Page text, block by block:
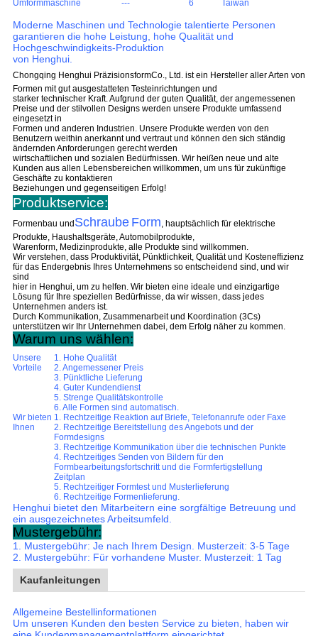
Umformmaschine --- 6 Taiwan
Moderne Maschinen und Technologie talentierte Personen
garantieren die hohe Leistung, hohe Qualität und
Hochgeschwindigkeits-Produktion
von Henghui.
Chongqing Henghui PräzisionsformCo., Ltd. ist ein Hersteller aller Arten von
Formen mit gut ausgestatteten Testeinrichtungen und
starker technischer Kraft. Aufgrund der guten Qualität, der angemessenen
Preise und der stilvollen Designs werden unsere Produkte umfassend
eingesetzt in
Formen und anderen Industrien. Unsere Produkte werden von den
Benutzern weithin anerkannt und vertraut und können den sich ständig
ändernden Anforderungen gerecht werden
wirtschaftlichen und sozialen Bedürfnissen. Wir heißen neue und alte
Kunden aus allen Lebensbereichen willkommen, um uns für zukünftige
Geschäfte zu kontaktieren
Beziehungen und gegenseitigen Erfolg!
Produktservice:
Formenbau und Schraube Form, hauptsächlich für elektrische
Produkte, Haushaltsgeräte, Automobilprodukte,
Warenform, Medizinprodukte, alle Produkte sind willkommen.
Wir verstehen, dass Produktivität, Pünktlichkeit, Qualität und Kosteneffizienz
für das Endergebnis Ihres Unternehmens so entscheidend sind, und wir
sind
hier in Henghui, um zu helfen. Wir bieten eine ideale und einzigartige
Lösung für Ihre speziellen Bedürfnisse, da wir wissen, dass jedes
Unternehmen anders ist.
Durch Kommunikation, Zusammenarbeit und Koordination (3Cs)
unterstützen wir Ihr Unternehmen dabei, dem Erfolg näher zu kommen.
Warum uns wählen:
Unsere
Vorteile
1. Hohe Qualität
2. Angemessener Preis
3. Pünktliche Lieferung
4. Guter Kundendienst
5. Strenge Qualitätskontrolle
6. Alle Formen sind automatisch.
Wir bieten
Ihnen
1. Rechtzeitige Reaktion auf Briefe, Telefonanrufe oder Faxe
2. Rechtzeitige Bereitstellung des Angebots und der
Formdesigns
3. Rechtzeitige Kommunikation über die technischen Punkte
4. Rechtzeitiges Senden von Bildern für den
Formbearbeitungsfortschritt und die Formfertigstellung
Zeitplan
5. Rechtzeitiger Formtest und Musterlieferung
6. Rechtzeitige Formenlieferung.
Henghui bietet den Mitarbeitern eine sorgfältige Betreuung und
ein ausgezeichnetes Arbeitsumfeld.
Mustergebühr:
1. Mustergebühr: Je nach Ihrem Design. Musterzeit: 3-5 Tage
2. Mustergebühr: Für vorhandene Muster. Musterzeit: 1 Tag
Kaufanleitungen
Allgemeine Bestellinformationen
Um unseren Kunden den besten Service zu bieten, haben wir